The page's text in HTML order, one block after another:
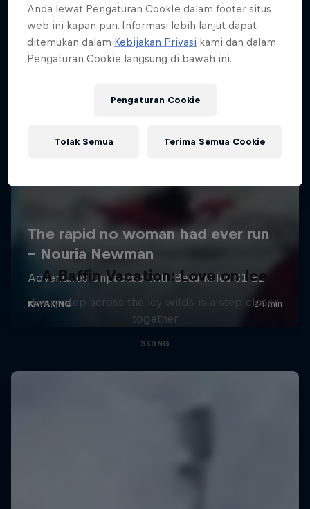
A Baffin Vacation: Love on Ice
Every step across the icy wilds is a step closer
together
SKIING
Anda lewat Pengaturan CookIe dalam footer situs
web ini kapan pun. Informasi lebih lanjut dapat
ditemukan dalam Kebijakan Privasi kami dan dalam
Pengaturan Cookie langsung di bawah ini.
Pengaturan Cookie
Tolak Semua Terima Semua Cookie